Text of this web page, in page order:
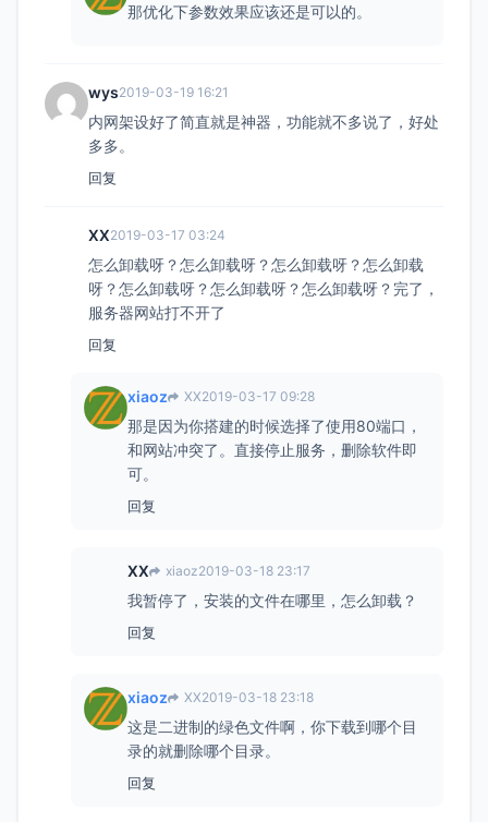
那优化下参数效果应该还是可以的。
wys2019-03-19 16:21
内网架设好了简直就是神器，功能就不多说了，好处
多多。
回复
XX2019-03-17 03:24
怎么卸载呀？怎么卸载呀？怎么卸载呀？怎么卸载
呀？怎么卸载呀？怎么卸载呀？怎么卸载呀？完了，
服务器网站打不开了
回复
xiaoz XX2019-03-17 09:28
那是因为你搭建的时候选择了使用80端口，
和网站冲突了。直接停止服务，删除软件即
可。
回复
XX xiaoz2019-03-18 23:17
我暂停了，安装的文件在哪里，怎么卸载？
回复
xiaoz XX2019-03-18 23:18
这是二进制的绿色文件啊，你下载到哪个目
录的就删除哪个目录。
回复